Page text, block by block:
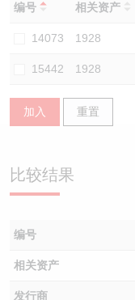
编号 相关资产
14073 1928
15442 1928
加入 重置
比较结果
编号
相关资产
发行商
认股证速算机
认股证/牛熊证日志
认股证文件及公告 (瑞信)
已收回牛熊证剩余价值
牛熊证到期结算价查找
牛熊证速算机
牛熊证文件及公告 (瑞信)
三十大平均引伸波幅
相关资产沽空
中资ETFs溢价比较
即市板块表现
收市竞价变化
认股证牛熊证常问问题